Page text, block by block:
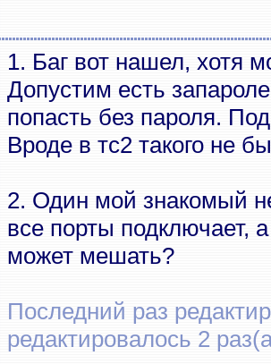
1. Баг вот нашел, хотя
Допустим есть
попасть без пароля.
Вроде в тс2 такого не
2. Один мой знакомый
все порты подключает,
может мешать?
Последний раз
редактировалось 2